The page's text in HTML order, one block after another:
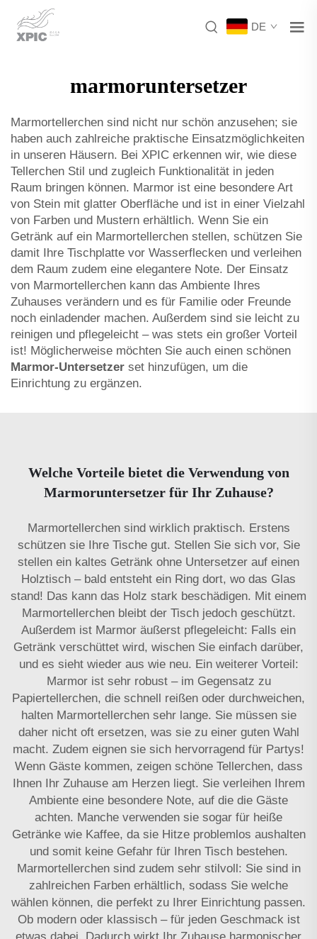
DE
marmoruntersetzer
Marmortellerchen sind nicht nur schön anzusehen; sie
haben auch zahlreiche praktische Einsatzmöglichkeiten
in unseren Häusern. Bei XPIC erkennen wir, wie diese
Tellerchen Stil und zugleich Funktionalität in jeden
Raum bringen können. Marmor ist eine besondere Art
von Stein mit glatter Oberfläche und ist in einer Vielzahl
von Farben und Mustern erhältlich. Wenn Sie ein
Getränk auf ein Marmortellerchen stellen, schützen Sie
damit Ihre Tischplatte vor Wasserflecken und verleihen
dem Raum zudem eine elegantere Note. Der Einsatz
von Marmortellerchen kann das Ambiente Ihres
Zuhauses verändern und es für Familie oder Freunde
noch einladender machen. Außerdem sind sie leicht zu
reinigen und pflegeleicht – was stets ein großer Vorteil
ist! Möglicherweise möchten Sie auch einen schönen
Marmor-Untersetzer set hinzufügen, um die
Einrichtung zu ergänzen.
Welche Vorteile bietet die Verwendung von
Marmoruntersetzer für Ihr Zuhause?
Marmortellerchen sind wirklich praktisch. Erstens
schützen sie Ihre Tische gut. Stellen Sie sich vor, Sie
stellen ein kaltes Getränk ohne Untersetzer auf einen
Holztisch – bald entsteht ein Ring dort, wo das Glas
stand! Das kann das Holz stark beschädigen. Mit einem
Marmortellerchen bleibt der Tisch jedoch geschützt.
Außerdem ist Marmor äußerst pflegeleicht: Falls ein
Getränk verschüttet wird, wischen Sie einfach darüber,
und es sieht wieder aus wie neu. Ein weiterer Vorteil:
Marmor ist sehr robust – im Gegensatz zu
Papiertellerchen, die schnell reißen oder durchweichen,
halten Marmortellerchen sehr lange. Sie müssen sie
daher nicht oft ersetzen, was sie zu einer guten Wahl
macht. Zudem eignen sie sich hervorragend für Partys!
Wenn Gäste kommen, zeigen schöne Tellerchen, dass
Ihnen Ihr Zuhause am Herzen liegt. Sie verleihen Ihrem
Ambiente eine besondere Note, auf die die Gäste
achten. Manche verwenden sie sogar für heiße
Getränke wie Kaffee, da sie Hitze problemlos aushalten
und somit keine Gefahr für Ihren Tisch bestehen.
Marmortellerchen sind zudem sehr stilvoll: Sie sind in
zahlreichen Farben erhältlich, sodass Sie welche
wählen können, die perfekt zu Ihrer Einrichtung passen.
Ob modern oder klassisch – für jeden Geschmack ist